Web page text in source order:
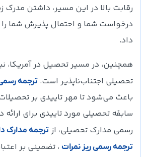
رقابت بالا در این مسیر، داشتن مدرک
درخواست شما و احتمال پذیرش شما
داد.
همچنین، در مسیر تحصیل در آمریکا،
تحصیلی اجتناب‌ناپذیر است. ترجمه
باعث می‌شود تا مهر تاییدی بر
سابقه تحصیلی مورد تاییدی برای ارائه
رسمی مدارک تحصیلی، از ترجمه مدارک
ترجمه رسمی ریز نمرات ، تضمینی بر